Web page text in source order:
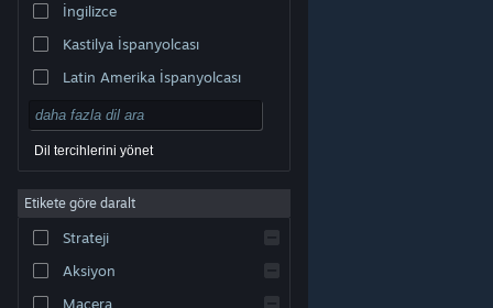
markalar, ABD ve diğer ülkelerde ilgili sahiplerinin
Erişilebilirlik |
Çerezler
İngilizce
Kastilya İspanyolcası
Latin Amerika İspanyolcası
Dil tercihlerini yönet
Etikete göre daralt
Strateji
Aksiyon
Macera